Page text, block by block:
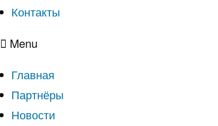
Контакты
Menu
Главная
Партнёры
Новости